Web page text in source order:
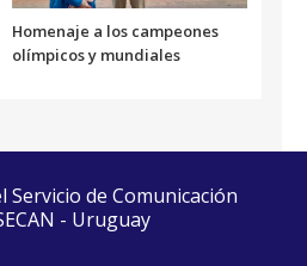
Homenaje a los campeones
olímpicos y mundiales
de Comunicación
- Uruguay